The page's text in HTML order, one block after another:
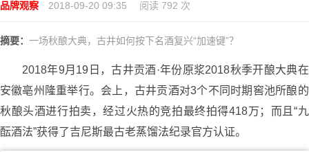
品牌观察 2018-09-20 09:35 阅读 792 次
摘要： 一场秋酿大典，古井如何按下名酒复兴“加速键”？
2018年9月19日，古井贡酒·年份原浆2018秋季开酿大典在
安徽亳州隆重举行。会上，古井贡酒对3个不同时期窖池所酿的
秋酿头酒进行拍卖，经过火热的竞拍最终拍得418万；而且“九
酝酒法”获得了吉尼斯最古老蒸馏法纪录官方认证。